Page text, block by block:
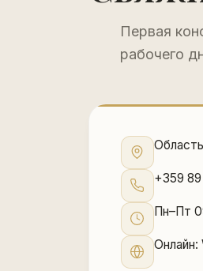
Первая
рабочего
+359
Пн–Пт
Онлайн: